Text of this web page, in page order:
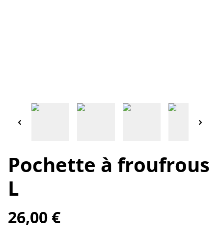
Pochette à froufrous
L
26,00 €